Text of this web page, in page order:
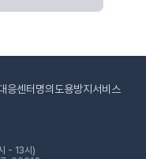
응센터 명의도용방지서비스
- 13시)